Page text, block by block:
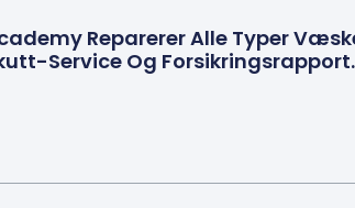
Reparerer Alle Typer
Service Og Forsikringsrapport.